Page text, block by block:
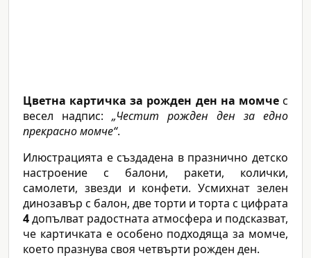
Цветна картичка за рожден ден на момчес
весел надпис: „Честит рожден ден за едно
прекрасно момче“.
Илюстрацията е създадена в празнично детско
настроение с балони, ракети, колички,
самолети, звезди и конфети. Усмихнат зелен
динозавър с балон, две торти и тортa с цифрата
4допълват радостната атмосфера и подсказват,
че картичката е особено подходяща за момче,
което празнува своя четвърти рожден ден.